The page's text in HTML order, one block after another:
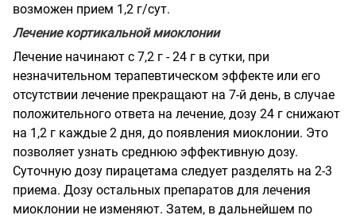
возможен прием 1,2 г/сут.
Лечение кортикальной миоклонии
Лечение начинают с 7,2 г - 24 г в сутки, при
незначительном терапевтическом эффекте или его
отсутствии лечение прекращают на 7-й день, в случае
положительного ответа на лечение, дозу 24 г снижают
на 1,2 г каждые 2 дня, до появления миоклонии. Это
позволяет узнать среднюю эффективную дозу.
Суточную дозу пирацетама следует разделять на 2-3
приема. Дозу остальных препаратов для лечения
миоклонии не изменяют. Затем, в дальнейшем по